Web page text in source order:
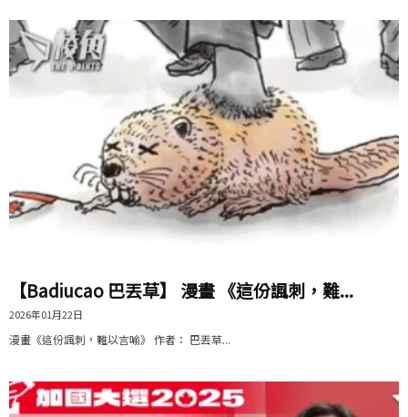
【Badiucao 巴丟草】 漫畫 《這份諷刺，難...
2026年01月22日
漫畫《這份諷刺，難以言喻》 作者： 巴丟草...